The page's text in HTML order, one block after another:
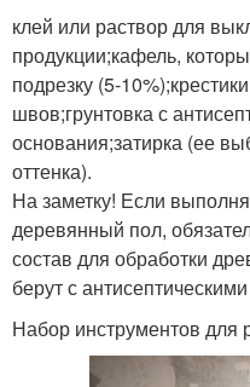
клей или раствор для
продукции;кафель,
подрезку (5-
швов;грунтовка с
основания;затирка (ее
оттенка).
На заметку! Если
деревянный пол,
состав для обработки
берут с
Набор инструментов для